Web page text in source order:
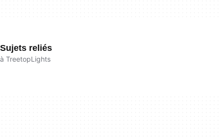
Sujets reliés
à TreetopLights